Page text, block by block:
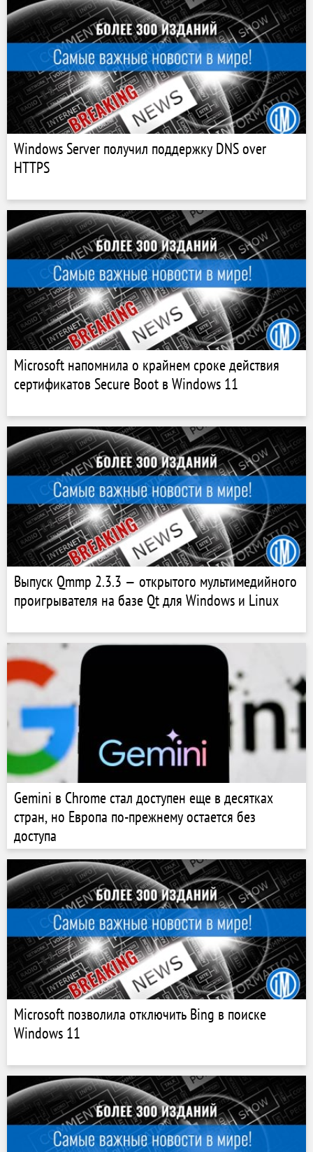
Windows Server получил поддержку DNS over
HTTPS
Microsoft напомнила о крайнем сроке действия
сертификатов Secure Boot в Windows 11
Выпуск Qmmp 2.3.3 — открытого мультимедийного
проигрывателя на базе Qt для Windows и Linux
Gemini в Chrome стал доступен еще в десятках
стран, но Европа по-прежнему остается без
доступа
Microsoft позволила отключить Bing в поиске
Windows 11